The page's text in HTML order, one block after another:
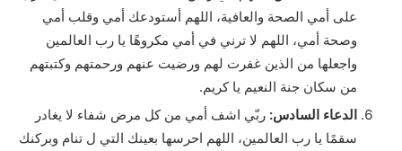
على أمي الصحة والعافية، اللهم أستودعك أمي وقلب أمي
وصحة أمي، اللهم لا ترني في أمي مكروهًا يا رب العالمين
واجعلها من الذين غفرت لهم ورضيت عنهم ورحمتهم وكتبتهم
من سكان جنة النعيم يا كريم.
الدعاء السادس: ربّي اشف أمي من كل مرض شفاء لا يغادر
سقمًا يا رب العالمين، اللهم احرسها بعينك التي ل تنام وبركنك